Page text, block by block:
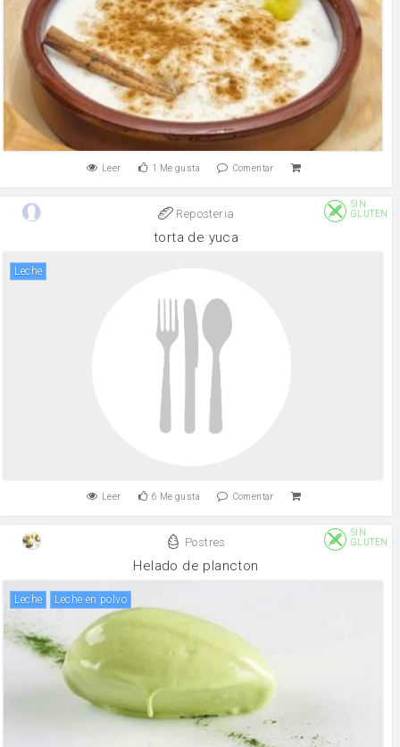
Leer 1 Me gusta Comentar
Reposteria
SIN
GLUTEN
torta de yuca
leche
Leer 6 Me gusta Comentar
Postres
SIN
GLUTEN
Helado de plancton
leche leche en polvo